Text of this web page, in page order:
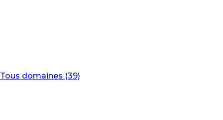
Tous domaines (39)